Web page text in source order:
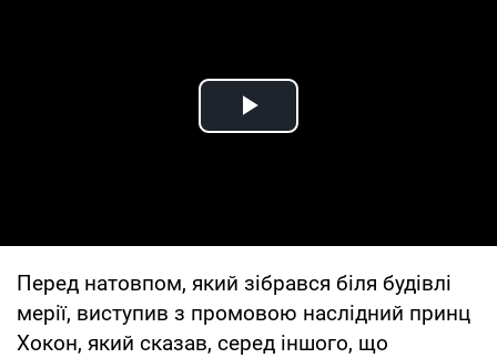
Play Video
Перед натовпом, який зібрався біля будівлі
мерії, виступив з промовою наслідний принц
Хокон, який сказав, серед іншого, що